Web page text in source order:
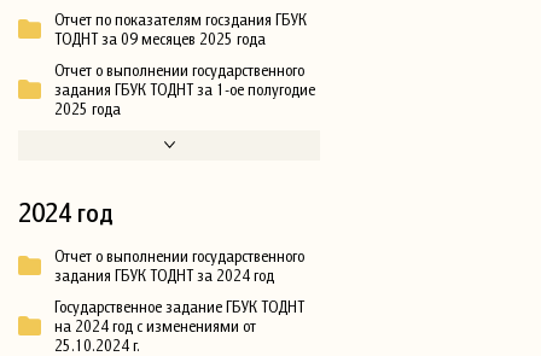
Отчет по показателям госздания ГБУК
ТОДНТ за 09 месяцев 2025 года
Отчет о выполнении государственного
задания ГБУК ТОДНТ за 1-ое полугодие
2025 года
2024 год
Отчет о выполнении государственного
задания ГБУК ТОДНТ за 2024 год
Государственное задание ГБУК ТОДНТ
на 2024 год с изменениями от
25.10.2024 г.